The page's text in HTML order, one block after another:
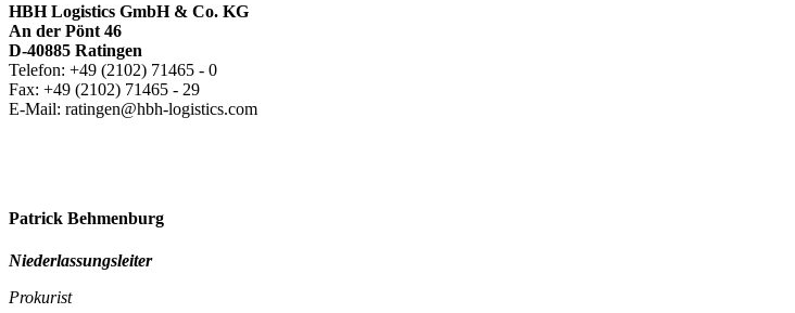
HBH Logistics GmbH & Co. KG
An der Pönt 46
D-40885 Ratingen
Telefon: +49 (2102) 71465 - 0
Fax: +49 (2102) 71465 - 29
E-Mail: ratingen@hbh-logistics.com
Patrick Behmenburg
Niederlassungsleiter
Prokurist